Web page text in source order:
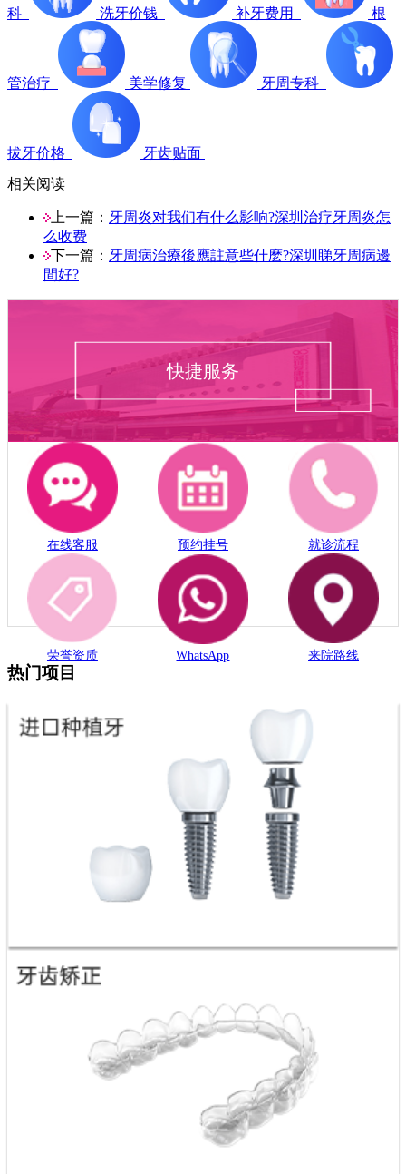
科 洗牙价钱 补牙费用 根
管治疗 美学修复 牙周专科
拔牙价格
牙齿贴面
相关阅读
上一篇： 牙周炎对我们有什么影响?深圳治疗牙周炎怎
么收费
下一篇： 牙周病治療後應註意些什麽?深圳睇牙周病邊
間好?
快捷服务
在线客服 预约挂号 就诊流程
荣誉资质 WhatsApp 来院路线
热门项目